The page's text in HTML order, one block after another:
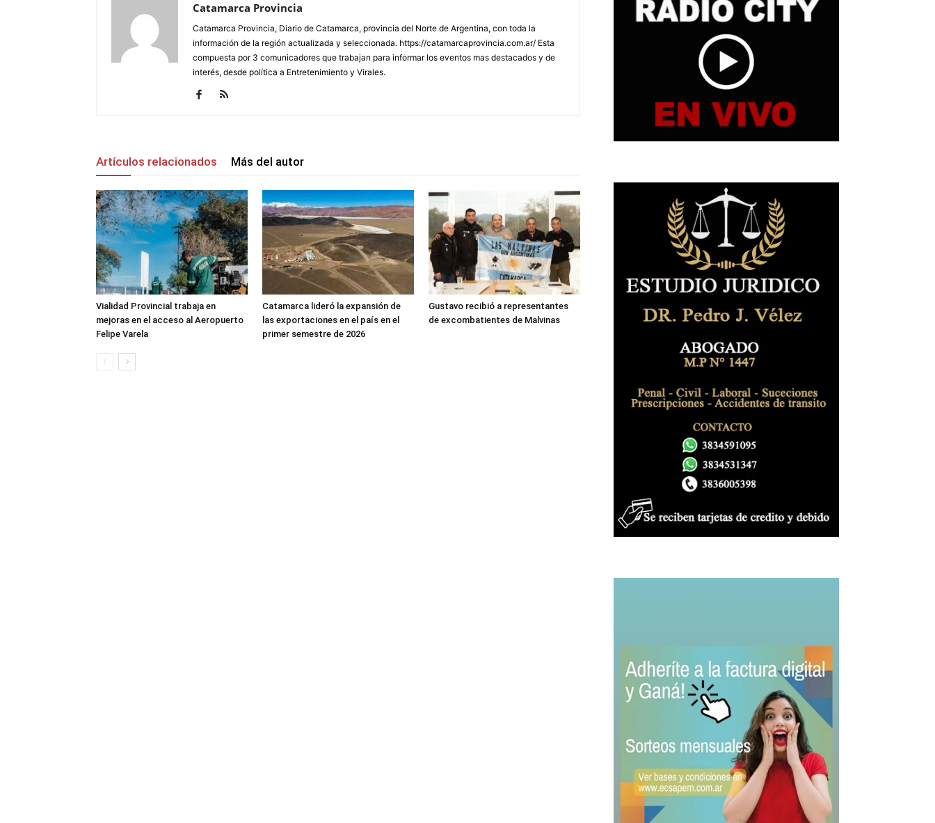
Catamarca Provincia
Catamarca Provincia, Diario de Catamarca, provincia del Norte de Argentina, con toda la
información de la región actualizada y seleccionada. https://catamarcaprovincia.com.ar/ Esta
compuesta por 3 comunicadores que trabajan para informar los eventos mas destacados y de
interés, desde política a Entretenimiento y Virales.
Artículos relacionados Más del autor
Vialidad Provincial trabaja en
mejoras en el acceso al Aeropuerto
Felipe Varela
Catamarca lideró la expansión de
las exportaciones en el país en el
primer semestre de 2026
Gustavo recibió a representantes
de excombatientes de Malvinas